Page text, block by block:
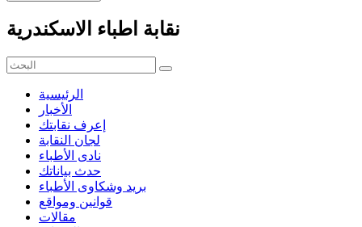
نقابة اطباء الاسكندرية
الرئيسية
الأخبار
إعرف نقابتك
لجان النقابة
نادى الأطباء
حدث بياناتك
بريد وشكاوى الأطباء
قوانين ومواقع
مقالات